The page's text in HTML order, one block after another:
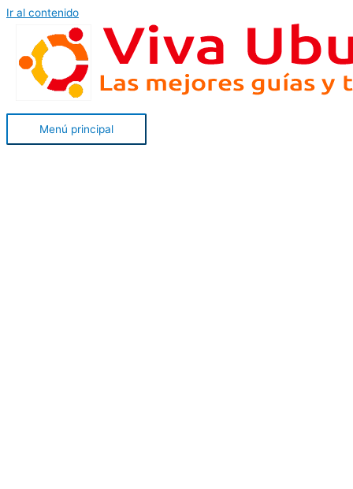
Ir al contenido
Menú principal